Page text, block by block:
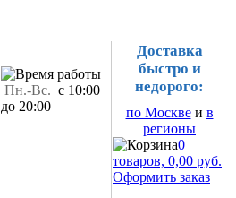
Пн.-Вс. с 10:00
до 20:00
Доставка
быстро и
недорого:
по Москвеи в
регионы
0
товаров, 0,00 руб.
Оформить заказ